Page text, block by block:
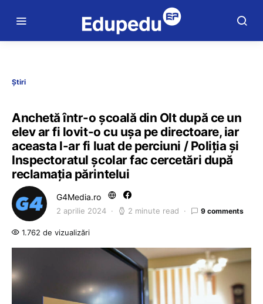
Știri
Anchetă într-o școală din Olt după ce un
elev ar fi lovit-o cu ușa pe directoare, iar
aceasta l-ar fi luat de perciuni / Poliția și
Inspectoratul școlar fac cercetări după
reclamația părintelui
G4Media.ro
2 aprilie 2024 2 minute read 9 comments
1.762 de vizualizări